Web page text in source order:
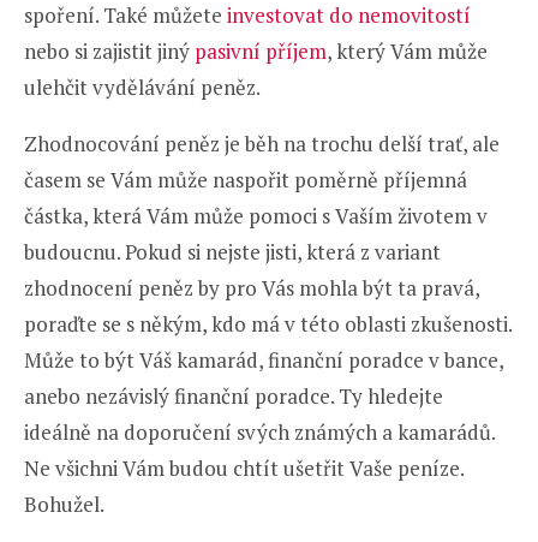
spoření. Také můžete investovat do nemovitostí
nebo si zajistit jiný pasivní příjem, který Vám může
ulehčit vydělávání peněz.
Zhodnocování peněz je běh na trochu delší trať, ale
časem se Vám může naspořit poměrně příjemná
částka, která Vám může pomoci s Vaším životem v
budoucnu. Pokud si nejste jisti, která z variant
zhodnocení peněz by pro Vás mohla být ta pravá,
poraďte se s někým, kdo má v této oblasti zkušenosti.
Může to být Váš kamarád, finanční poradce v bance,
anebo nezávislý finanční poradce. Ty hledejte
ideálně na doporučení svých známých a kamarádů.
Ne všichni Vám budou chtít ušetřit Vaše peníze.
Bohužel.